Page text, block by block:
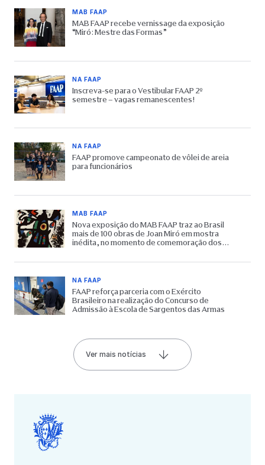
MAB FAAP
MAB FAAP recebe vernissage da exposição
“Miró: Mestre das Formas”
NA FAAP
Inscreva-se para o Vestibular FAAP 2º
semestre – vagas remanescentes!
NA FAAP
FAAP promove campeonato de vôlei de areia
para funcionários
MAB FAAP
Nova exposição do MAB FAAP traz ao Brasil
mais de 100 obras de Joan Miró em mostra
inédita, no momento de comemoração dos
NA FAAP
FAAP reforça parceria com o Exército
Brasileiro na realização do Concurso de
Admissão à Escola de Sargentos das Armas
Ver mais notícias